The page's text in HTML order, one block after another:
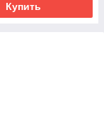
Купить